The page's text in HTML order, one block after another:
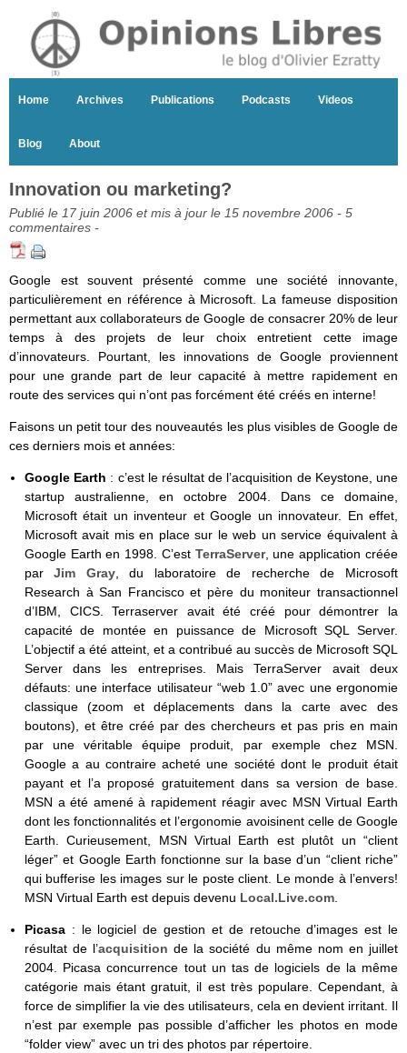
Home Archives Publications Podcasts Videos
Blog About
Innovation ou marketing?
Publié le 17 juin 2006 et mis à jour le 15 novembre 2006 - 5
commentaires -
Google est souvent présenté comme une société innovante,
particulièrement en référence à Microsoft. La fameuse disposition
permettant aux collaborateurs de Google de consacrer 20% de leur
temps à des projets de leur choix entretient cette image
d’innovateurs. Pourtant, les innovations de Google proviennent
pour une grande part de leur capacité à mettre rapidement en
route des services qui n’ont pas forcément été créés en interne!
Faisons un petit tour des nouveautés les plus visibles de Google de
ces derniers mois et années:
Google Earth : c’est le résultat de l’acquisition de Keystone, une
startup australienne, en octobre 2004. Dans ce domaine,
Microsoft était un inventeur et Google un innovateur. En effet,
Microsoft avait mis en place sur le web un service équivalent à
Google Earth en 1998. C’est TerraServer, une application créée
parJim Gray, du laboratoire de recherche de Microsoft
Research à San Francisco et père du moniteur transactionnel
d’IBM, CICS. Terraserver avait été créé pour démontrer la
capacité de montée en puissance de Microsoft SQL Server.
L’objectif a été atteint, et a contribué au succès de Microsoft SQL
Server dans les entreprises. Mais TerraServer avait deux
défauts: une interface utilisateur “web 1.0” avec une ergonomie
classique (zoom et déplacements dans la carte avec des
boutons), et être créé par des chercheurs et pas pris en main
par une véritable équipe produit, par exemple chez MSN.
Google a au contraire acheté une société dont le produit était
payant et l’a proposé gratuitement dans sa version de base.
MSN a été amené à rapidement réagir avec MSN Virtual Earth
dont les fonctionnalités et l’ergonomie avoisinent celle de Google
Earth. Curieusement, MSN Virtual Earth est plutôt un “client
léger” et Google Earth fonctionne sur la base d’un “client riche”
qui bufferise les images sur le poste client. Le monde à l’envers!
MSN Virtual Earth est depuis devenu Local.Live.com.
Picasa : le logiciel de gestion et de retouche d’images est le
résultat de l’acquisition de la société du même nom en juillet
2004. Picasa concurrence tout un tas de logiciels de la même
catégorie mais étant gratuit, il est très populare. Cependant, à
force de simplifier la vie des utilisateurs, cela en devient irritant. Il
n’est par exemple pas possible d’afficher les photos en mode
“folder view” avec un tri des photos par répertoire.